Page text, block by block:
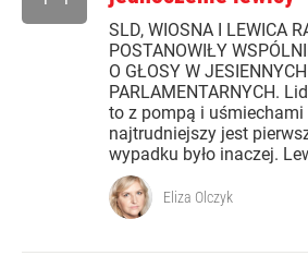
SLD, WIOSNA I LEWICA
POSTANOWIŁY
O GŁOSY W
PARLAMENTARNYCH.
to z pompą i
najtrudniejszy jest
wypadku było inaczej.
Eliza Olczyk